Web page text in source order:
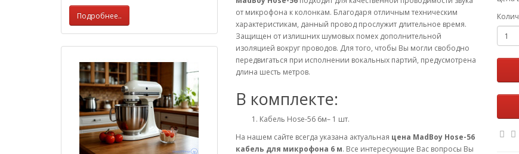
Подробнее..
от микрофона к колонкам. Благодаря отличным техническим
характеристикам, данный провод прослужит длительное время.
Защищен от излишних шумовых помех дополнительной
изоляцией вокруг проводов. Для того, чтобы Вы могли свободно
передвигаться при исполнении вокальных партий, предусмотрена
длина шесть метров.
В комплекте:
Кабель Hose-56 6м– 1 шт.
На нашем сайте всегда указана актуальная цена MadBoy Hose-56
кабель для микрофона 6 м. Все интересующие Вас вопросы Вы